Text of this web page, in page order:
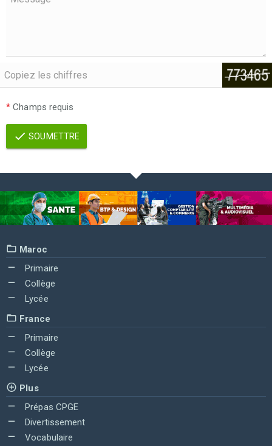
* Champs requis
SOUMETTRE
Maroc
Primaire
Collège
Lycée
France
Primaire
Collège
Lycée
Plus
Prépas CPGE
Divertissement
Vocabulaire